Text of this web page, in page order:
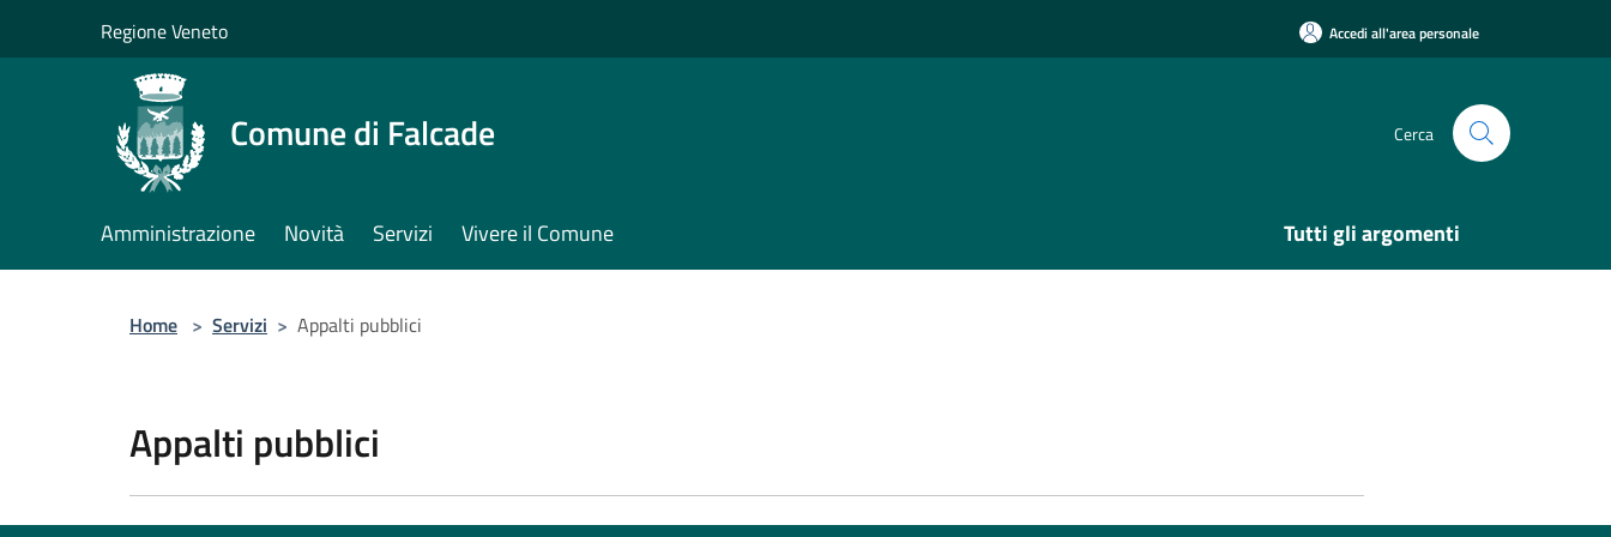
Regione Veneto Accedi all'area personale
Comune di Falcade Cerca
Amministrazione Novità Servizi Vivere il Comune Tutti gli argomenti
Home > Servizi > Appalti pubblici
Appalti pubblici